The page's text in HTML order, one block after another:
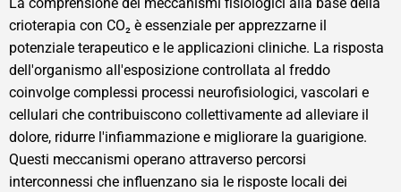
La comprensione dei meccanismi fisiologici alla base della
crioterapia con CO₂ è essenziale per apprezzarne il
potenziale terapeutico e le applicazioni cliniche. La risposta
dell'organismo all'esposizione controllata al freddo
coinvolge complessi processi neurofisiologici, vascolari e
cellulari che contribuiscono collettivamente ad alleviare il
dolore, ridurre l'infiammazione e migliorare la guarigione.
Questi meccanismi operano attraverso percorsi
interconnessi che influenzano sia le risposte locali dei